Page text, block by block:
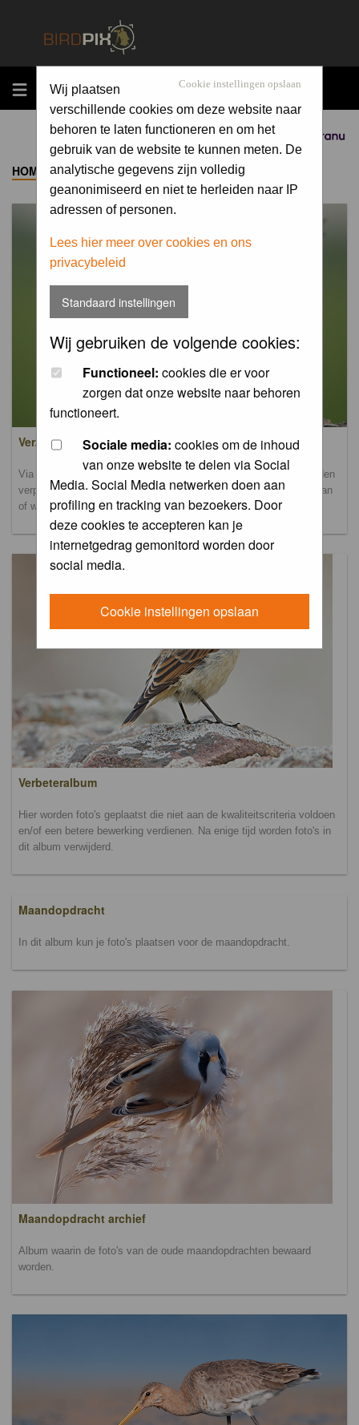
MENU
Sponsored by
Cookie instellingen opslaan
Wij plaatsen
verschillende cookies om deze website naar
behoren te laten functioneren en om het
gebruik van de website te kunnen meten. De
analytische gegevens zijn volledig
geanonimiseerd en niet te herleiden naar IP
adressen of personen.
Lees hier meer over cookies en ons
privacybeleid
Standaard instellingen
Wij gebruiken de volgende cookies:
Functioneel: cookies die er voor
zorgen dat onze website naar behoren
functioneert.
Sociale media: cookies om de inhoud
van onze website te delen via Social
Media. Social Media netwerken doen aan
profiling en tracking van bezoekers. Door
deze cookies te accepteren kan je
internetgedrag gemonitord worden door
social media.
Cookie instellingen opslaan
HOME ->ALBUM
Verzamel- en uploadalbum
Via dit album kun je foto's uploaden. Onderscheidende foto's worden
verplaatst naar de database-albums. Andere foto's blijven hier staan
of worden verplaatst naar het verbeteralbum.
Verbeteralbum
Hier worden foto's geplaatst die niet aan de kwaliteitscriteria voldoen
en/of een betere bewerking verdienen. Na enige tijd worden foto's in
dit album verwijderd.
Maandopdracht
In dit album kun je foto's plaatsen voor de maandopdracht.
Maandopdracht archief
Album waarin de foto's van de oude maandopdrachten bewaard
worden.